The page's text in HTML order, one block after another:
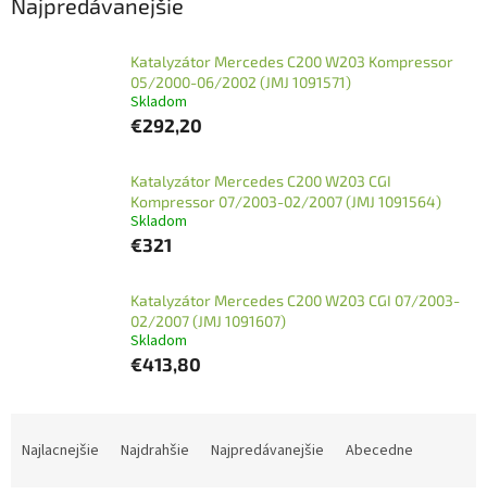
Katalyzátor Mercedes C200 W203 Kompressor
05/2000-06/2002 (JMJ 1091571)
Skladom
€292,20
Katalyzátor Mercedes C200 W203 CGI
Kompressor 07/2003-02/2007 (JMJ 1091564)
Skladom
€321
Katalyzátor Mercedes C200 W203 CGI 07/2003-
02/2007 (JMJ 1091607)
Skladom
€413,80
Najlacnejšie Najdrahšie Najpredávanejšie Abecedne